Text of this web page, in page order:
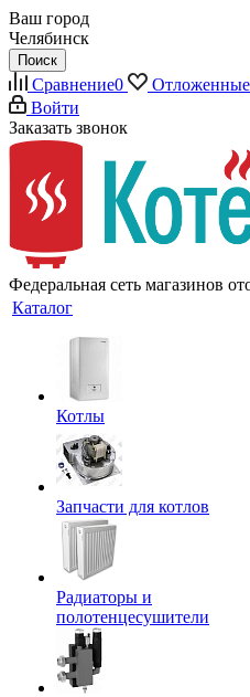
Ваш город
Челябинск
Поиск
Сравнение0 Отложенные
Войти
Заказать звонок
Федеральная сеть магазинов
Каталог
Котлы
Запчасти для котлов
Радиаторы и
полотенцесушители